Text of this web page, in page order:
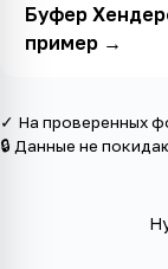
Буфер
пример→
✓ На проверенных
🔒 Данные не